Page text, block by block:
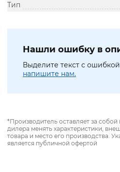
Тип
Нашли ошибку в
Выделите текст с
напишите нам.
*Производитель оставляет за
дилера менять характеристики,
товара и место его производства.
является публичной офертой